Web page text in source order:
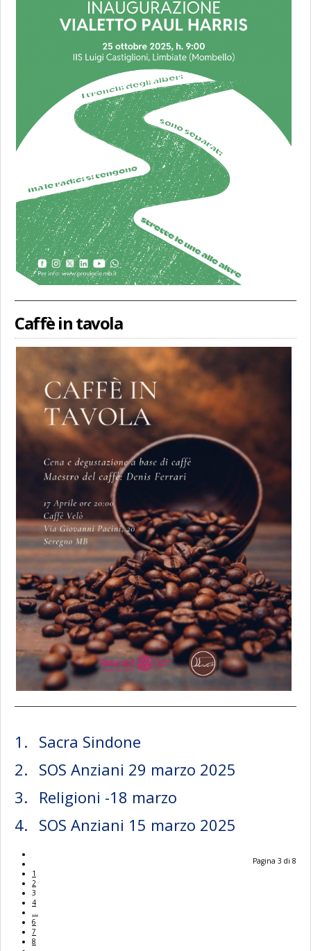
Caffè in tavola
Sacra Sindone
SOS Anziani 29 marzo 2025
Religioni -18 marzo
SOS Anziani 15 marzo 2025
Pagina 3 di 8
1
2
3
4
...
6
7
8